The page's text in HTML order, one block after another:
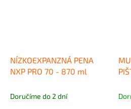
NÍZKOEXPANZNÁ PENA
NXP PRO 70 - 870 ml
Doručíme do 2 dní